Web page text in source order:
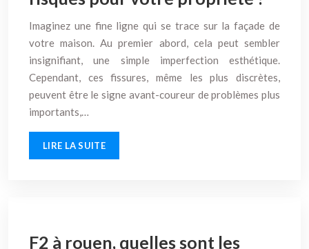
Imaginez une fine ligne qui se trace sur la façade de
votre maison. Au premier abord, cela peut sembler
insignifiant, une simple imperfection esthétique.
Cependant, ces fissures, même les plus discrètes,
peuvent être le signe avant-coureur de problèmes plus
importants,…
LIRE LA SUITE
F2 à rouen, quelles sont les